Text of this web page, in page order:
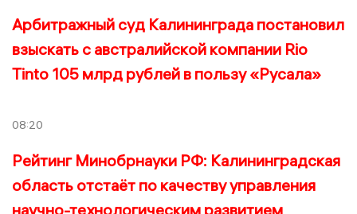
Арбитражный суд Калининграда постановил
взыскать с австралийской компании Rio
Tinto 105 млрд рублей в пользу «Русала»
08:20
Рейтинг Минобрнауки РФ: Калининградская
область отстаёт по качеству управления
научно-технологическим развитием